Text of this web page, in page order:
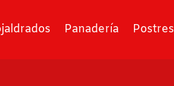
Panadería Postres